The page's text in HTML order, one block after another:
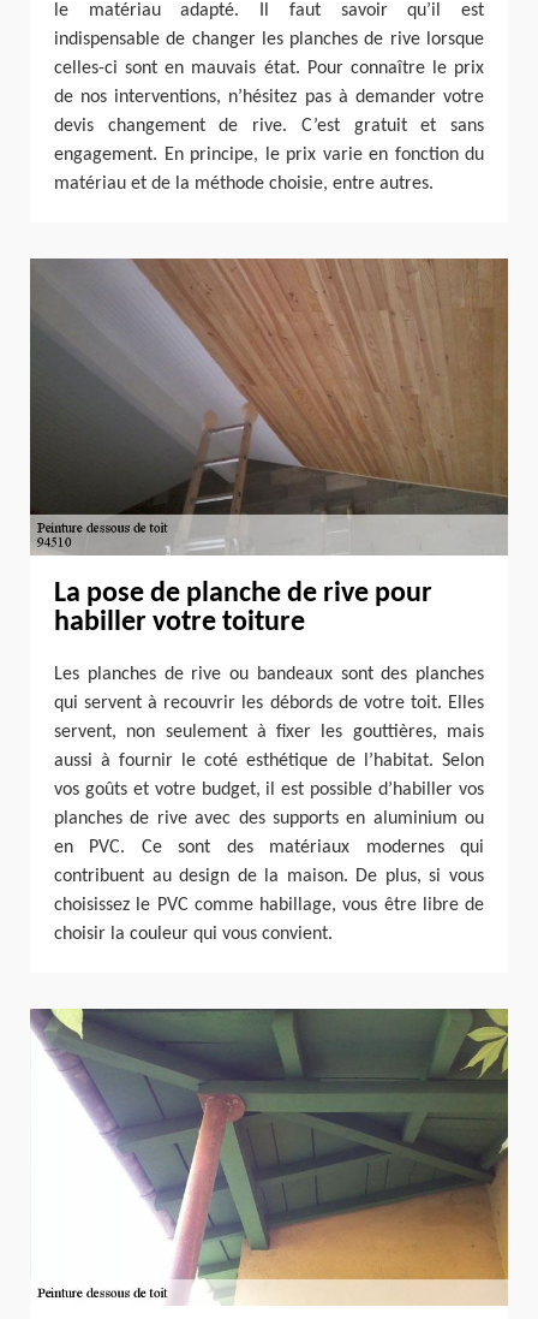
le matériau adapté. Il faut savoir qu’il est
indispensable de changer les planches de rive lorsque
celles-ci sont en mauvais état. Pour connaître le prix
de nos interventions, n’hésitez pas à demander votre
devis changement de rive. C’est gratuit et sans
engagement. En principe, le prix varie en fonction du
matériau et de la méthode choisie, entre autres.
La pose de planche de rive pour
habiller votre toiture
Les planches de rive ou bandeaux sont des planches
qui servent à recouvrir les débords de votre toit. Elles
servent, non seulement à fixer les gouttières, mais
aussi à fournir le coté esthétique de l’habitat. Selon
vos goûts et votre budget, il est possible d’habiller vos
planches de rive avec des supports en aluminium ou
en PVC. Ce sont des matériaux modernes qui
contribuent au design de la maison. De plus, si vous
choisissez le PVC comme habillage, vous être libre de
choisir la couleur qui vous convient.